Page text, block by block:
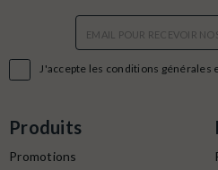
J'accepte les conditions
Produits
Promotions